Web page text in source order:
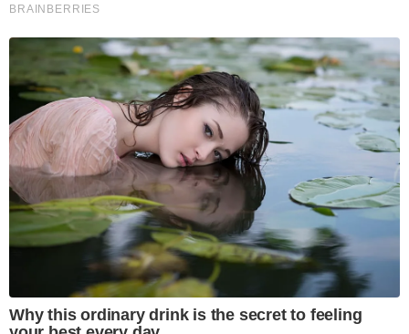
BRAINBERRIES
Why this ordinary drink is the secret to feeling